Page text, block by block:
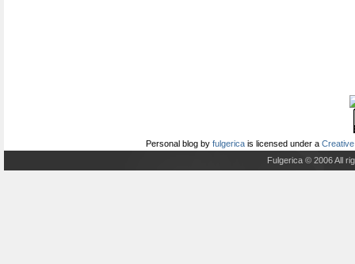
Personal blog by fulgerica is licensed under a
Fulgerica © 2006 All